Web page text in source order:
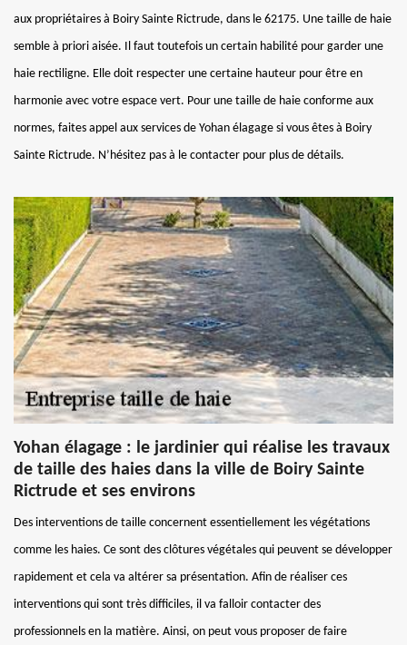
aux propriétaires à Boiry Sainte Rictrude, dans le 62175. Une taille de haie
semble à priori aisée. Il faut toutefois un certain habilité pour garder une
haie rectiligne. Elle doit respecter une certaine hauteur pour être en
harmonie avec votre espace vert. Pour une taille de haie conforme aux
normes, faites appel aux services de Yohan élagage si vous êtes à Boiry
Sainte Rictrude. N’hésitez pas à le contacter pour plus de détails.
Yohan élagage : le jardinier qui réalise les travaux
de taille des haies dans la ville de Boiry Sainte
Rictrude et ses environs
Des interventions de taille concernent essentiellement les végétations
comme les haies. Ce sont des clôtures végétales qui peuvent se développer
rapidement et cela va altérer sa présentation. Afin de réaliser ces
interventions qui sont très difficiles, il va falloir contacter des
professionnels en la matière. Ainsi, on peut vous proposer de faire